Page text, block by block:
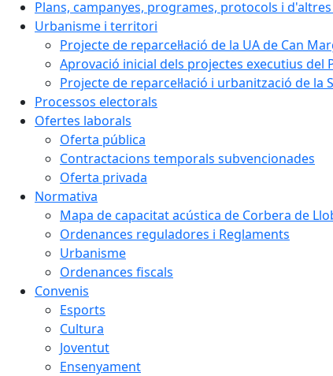
Plans, campanyes, programes, protocols i
Urbanisme i territori
Projecte de reparcel·lació de la UA de Can
Aprovació inicial dels projectes executius del
Projecte de reparcel·lació i urbanització de la
Processos electorals
Ofertes laborals
Oferta pública
Contractacions temporals subvencionades
Oferta privada
Normativa
Mapa de capacitat acústica de Corbera de
Ordenances reguladores i Reglaments
Urbanisme
Ordenances fiscals
Convenis
Esports
Cultura
Joventut
Ensenyament